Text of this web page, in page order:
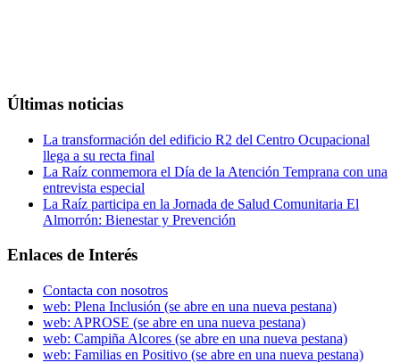
Últimas noticias
La transformación del edificio R2 del Centro Ocupacional
llega a su recta final
La Raíz conmemora el Día de la Atención Temprana con una
entrevista especial
La Raíz participa en la Jornada de Salud Comunitaria El
Almorrón: Bienestar y Prevención
Enlaces de Interés
Contacta con nosotros
web: Plena Inclusión (se abre en una nueva pestana)
web: APROSE (se abre en una nueva pestana)
web: Campiña Alcores (se abre en una nueva pestana)
web: Familias en Positivo (se abre en una nueva pestana)